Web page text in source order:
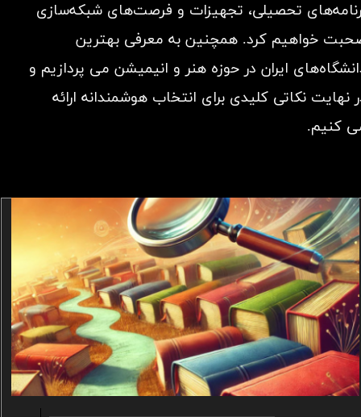
تحصیلی، تجهیزات و فرصت‌های شبکه‌سازی
خواهیم کرد. همچنین به معرفی بهترین
ایران در حوزه هنر و انیمیشن می پردازیم و
نهایت نکاتی کلیدی برای انتخاب هوشمندانه ارائه
کنیم.​​​​​​​